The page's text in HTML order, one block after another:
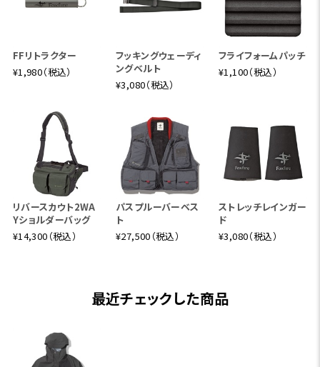
FFリトラクター
¥1,980（税込）
フッキングウェーディ
ングベルト
¥3,080（税込）
フライフォームパッチ
¥1,100（税込）
リバースカウト2WA
Yショルダーバッグ
¥14,300（税込）
パスプルーバーベス
ト
¥27,500（税込）
ストレッチレインガー
ド
¥3,080（税込）
最近チェックした商品